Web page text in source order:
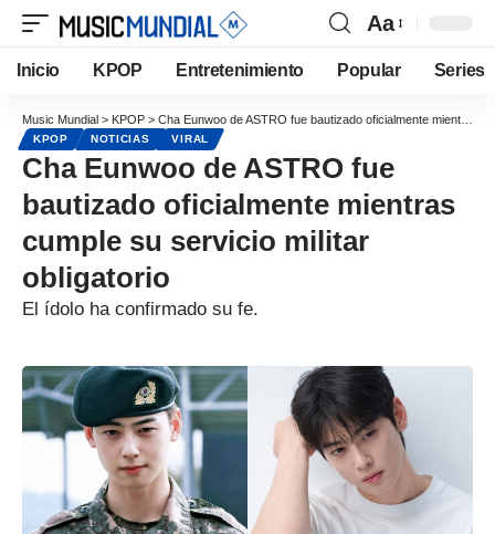
Aa
Inicio KPOP Entretenimiento Popular Series
Music Mundial > KPOP > Cha Eunwoo de ASTRO fue bautizado oficialmente mientras cumple su servicio militar obligatorio
KPOP NOTICIAS VIRAL
Cha Eunwoo de ASTRO fue
bautizado oficialmente mientras
cumple su servicio militar
obligatorio
El ídolo ha confirmado su fe.